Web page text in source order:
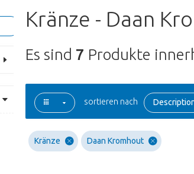
Kränze - Daan
Es sind 7 Produkte
sortieren nach
Kränze Daan Kromhout